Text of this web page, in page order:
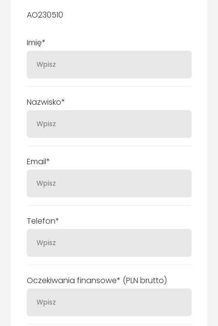
AO230510
Imię*
Nazwisko*
Email*
Telefon*
Oczekiwania finansowe* (PLN brutto)